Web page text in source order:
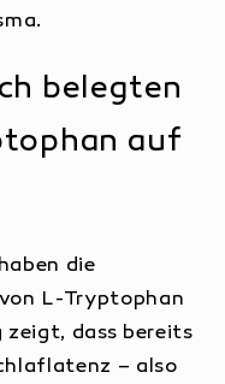
belegten
auf
die
L-Tryptophan
dass bereits
– also